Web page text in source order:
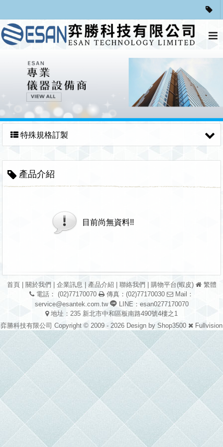
特殊規格訂製
產品介紹
目前尚無資料!!
首頁| 關於我們 企業訊息 產品介紹 聯絡我們 購物平台(蝦皮)
繁體
電話： (02)77170070
傳真：(02)77170030
Mail：
service@esantek.com.tw
LINE：esan0277170070
地址：235 新北市中和區板南路490號4樓之1
弈勝科技有限公司 Copyright © 2009 - 2026 Design by Shop3500 Fullvision